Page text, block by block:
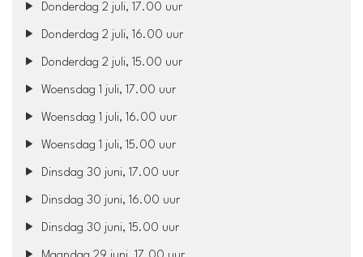
Donderdag 2 juli, 17.00 uur
Donderdag 2 juli, 16.00 uur
Donderdag 2 juli, 15.00 uur
Woensdag 1 juli, 17.00 uur
Woensdag 1 juli, 16.00 uur
Woensdag 1 juli, 15.00 uur
Dinsdag 30 juni, 17.00 uur
Dinsdag 30 juni, 16.00 uur
Dinsdag 30 juni, 15.00 uur